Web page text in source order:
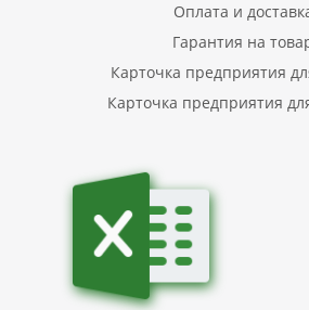
Оплата и
Гарантия на
Карточка предприятия
Карточка предприятия